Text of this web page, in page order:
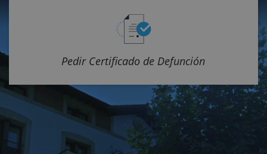
Pedir Certificado de Defunción